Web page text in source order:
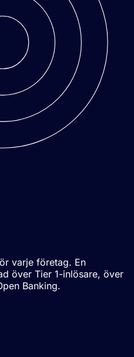
varje företag. En
över Tier 1-inlösare, över
Banking.